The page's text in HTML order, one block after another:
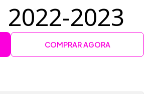
2023
COMPRAR AGORA